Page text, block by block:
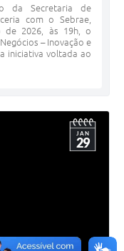
da Secretaria de
com o Sebrae,
de 2026, às 19h, o
– Inovação e
iniciativa voltada ao
JAN
29